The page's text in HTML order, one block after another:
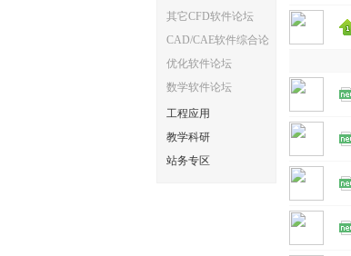
文
其它CFD软件论坛
CAD/CAE软件综合论
坛
优化软件论坛
数学软件论坛
工程应用
教学科研
站务专区